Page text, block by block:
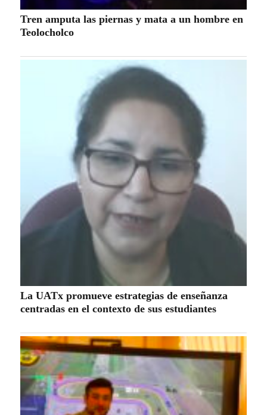
Tren amputa las piernas y mata a un hombre en
Teolocholco
La UATx promueve estrategias de enseñanza
centradas en el contexto de sus estudiantes